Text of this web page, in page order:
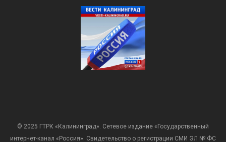
© 2025 ГТРК «Калининград». Сетевое издание «Государственный
интернет-канал «Россия». Свидетельство о регистрации СМИ ЭЛ № ФС